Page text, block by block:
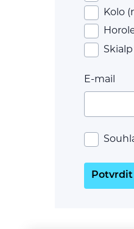
Kolo
E-mail
Potvrdit